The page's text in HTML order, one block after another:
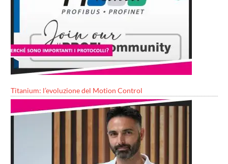
Titanium: l’evoluzione del Motion Control